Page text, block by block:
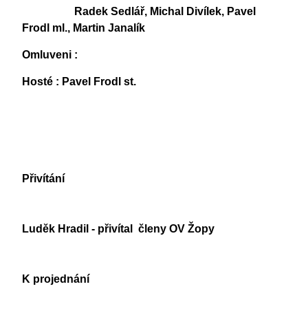
Radek Sedlář, Michal Divílek, Pavel
Frodl ml., Martin Janalík
Omluveni :
Hosté : Pavel Frodl st.
Přivítání
Luděk Hradil - přivítal členy OV Žopy
K projednání